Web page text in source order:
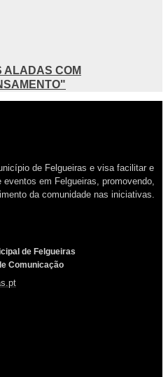
ALADAS COM
de Felgueiras e visa facilitar e
em Felgueiras, promovendo,
da comunidade nas iniciativas.
de Felgueiras
Comunicação